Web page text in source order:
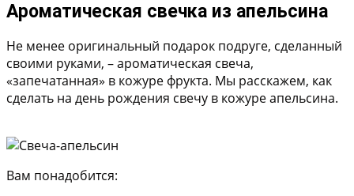
Ароматическая свечка из апельсина
Не менее оригинальный подарок подруге, сделанный
своими руками, – ароматическая свеча,
«запечатанная» в кожуре фрукта. Мы расскажем, как
сделать на день рождения свечу в кожуре апельсина.
Вам понадобится: